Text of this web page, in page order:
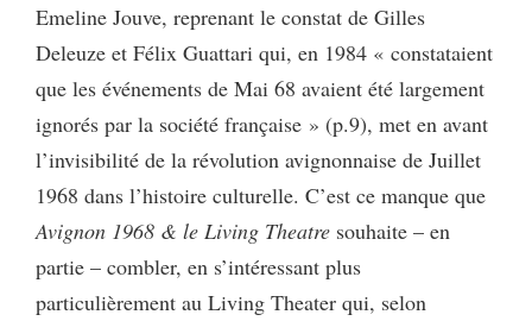
Emeline Jouve, reprenant le constat de Gilles
Deleuze et Félix Guattari qui, en 1984 « constataient
que les événements de Mai 68 avaient été largement
ignorés par la société française » (p.9), met en avant
l’invisibilité de la révolution avignonnaise de Juillet
1968 dans l’histoire culturelle. C’est ce manque que
Avignon 1968 & le Living Theatre souhaite – en
partie – combler, en s’intéressant plus
particulièrement au Living Theater qui, selon